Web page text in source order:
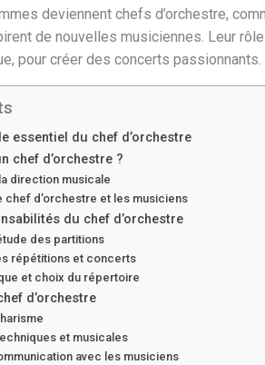
deviennent chefs d’orchestre,
de nouvelles musiciennes. Leur
pour créer des concerts passionnants.
essentiel du chef d’orchestre
chef d’orchestre ?
direction musicale
chef d’orchestre et les musiciens
du chef d’orchestre
des partitions
répétitions et concerts
et choix du répertoire
d’orchestre
et musicales
avec les musiciens